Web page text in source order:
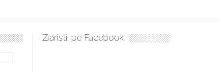
Sculați, sculați, boieri mari! Sara Nukina are nevoie de ajutorul
Ziaristii pe Facebook